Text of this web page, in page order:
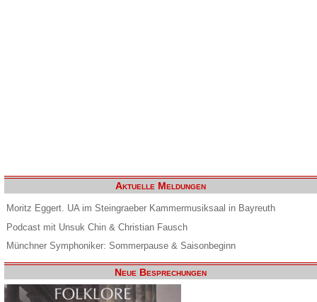
Aktuelle Meldungen
Moritz Eggert. UA im Steingraeber Kammermusiksaal in Bayreuth
Podcast mit Unsuk Chin & Christian Fausch
Münchner Symphoniker: Sommerpause & Saisonbeginn
Neue Besprechungen